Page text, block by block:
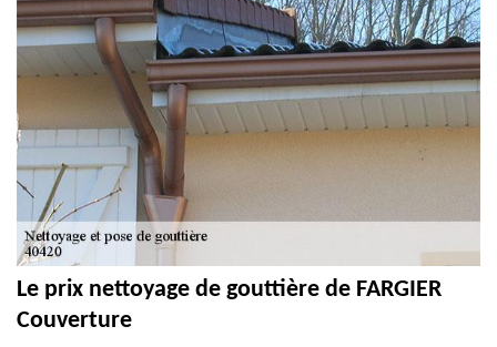
Le prix nettoyage de gouttière de FARGIER
Couverture